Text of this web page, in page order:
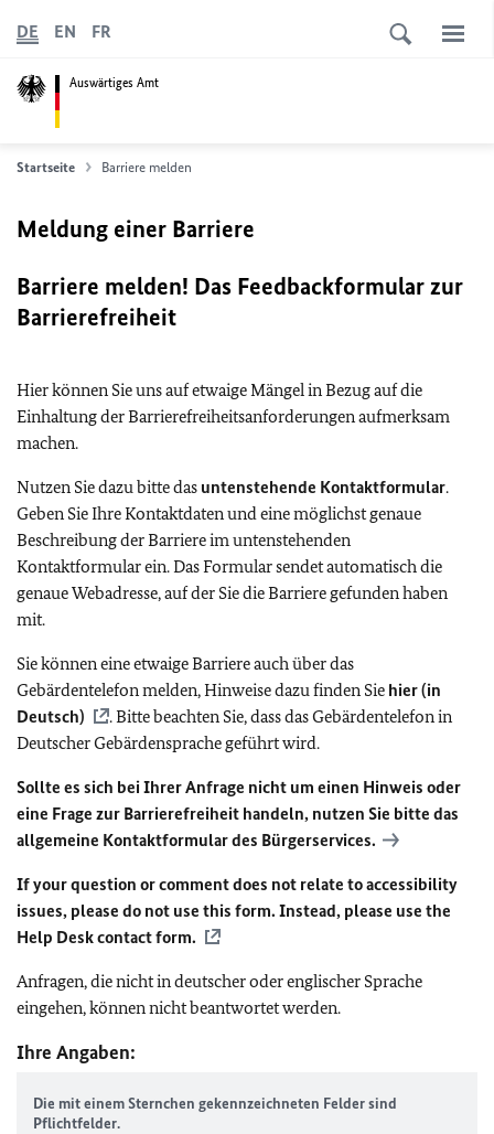
Auswärtiges Amt
DE EN FR
Startseite Barriere melden
Meldung einer Barriere
Barriere melden! Das Feedbackformular zur
Barrierefreiheit
Hier können Sie uns auf etwaige Mängel in Bezug auf die
Einhaltung der Barrierefreiheitsanforderungen aufmerksam
machen.
Nutzen Sie dazu bitte das untenstehende Kontaktformular.
Geben Sie Ihre Kontaktdaten und eine möglichst genaue
Beschreibung der Barriere im untenstehenden
Kontaktformular ein. Das Formular sendet automatisch die
genaue Webadresse, auf der Sie die Barriere gefunden haben
mit.
Sie können eine etwaige Barriere auch über das
Gebärdentelefon melden, Hinweise dazu finden Sie hier (in
Deutsch)
. Bitte beachten Sie, dass das Gebärdentelefon in
Deutscher Gebärdensprache geführt wird.
Sollte es sich bei Ihrer Anfrage nicht um einen Hinweis oder
eine Frage zur Barrierefreiheit handeln, nutzen Sie bitte das
allgemeine Kontaktformular des Bürgerservices.
If your question or comment does not relate to accessibility
issues, please do not use this form. Instead, please use the
Help Desk contact form.
Anfragen, die nicht in deutscher oder englischer Sprache
eingehen, können nicht beantwortet werden.
Ihre Angaben:
Die mit einem Sternchen gekennzeichneten Felder sind
Pflichtfelder.